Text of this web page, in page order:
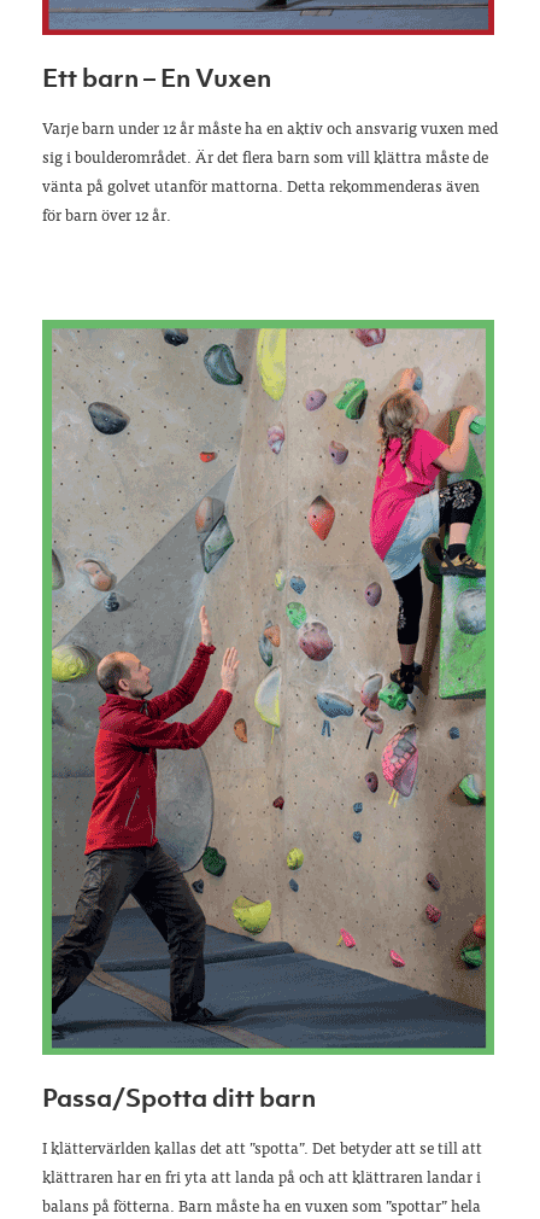
Ett barn – En Vuxen
Varje barn under 12 år måste ha en aktiv och ansvarig vuxen med
sig i boulderområdet. Är det flera barn som vill klättra måste de
vänta på golvet utanför mattorna. Detta rekommenderas även
för barn över 12 år.
Passa/Spotta ditt barn
I klättervärlden kallas det att ”spotta”. Det betyder att se till att
klättraren har en fri yta att landa på och att klättraren landar i
balans på fötterna. Barn måste ha en vuxen som ”spottar” hela